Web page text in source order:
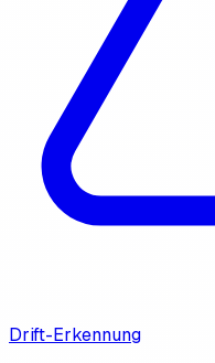
Drift-Erkennung